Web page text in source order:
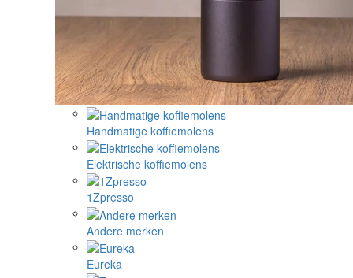
Handmatige koffiemolens
Elektrische koffiemolens
1Zpresso
Andere merken
Eureka